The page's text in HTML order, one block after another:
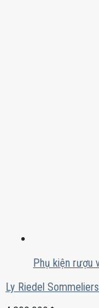
Phụ kiện rượu
Ly Riedel